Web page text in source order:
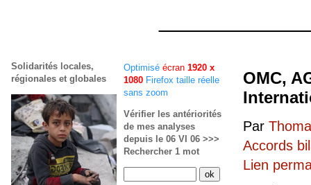
OMC,
Par
Accords
Lien
Optimisé écran 1920 x
1080 Firefox taille réelle
sans zoom
Vérifier les antériorités
de mes analyses
depuis le 06 VI 06 >>>
Rechercher 1 mot
Solidarités locales,
régionales et globales